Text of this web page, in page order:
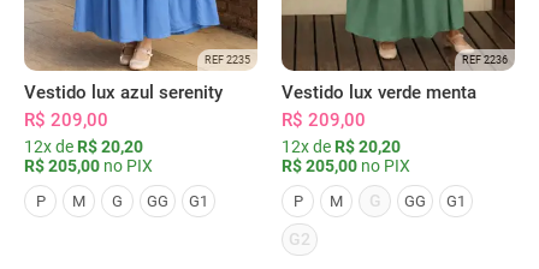
REF 2235
Vestido lux azul serenity
R$ 209,00
12x de R$ 20,20
R$ 205,00 no PIX
P M G GG G1
REF 2236
Vestido lux verde menta
R$ 209,00
12x de R$ 20,20
R$ 205,00 no PIX
P M G GG G1
G2